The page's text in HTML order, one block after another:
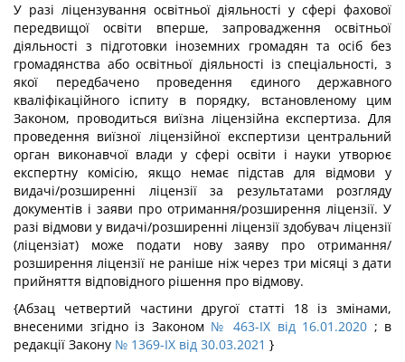
У разі ліцензування освітньої діяльності у сфері фахової
передвищої освіти вперше, запровадження освітньої
діяльності з підготовки іноземних громадян та осіб без
громадянства або освітньої діяльності із спеціальності, з
якої передбачено проведення єдиного державного
кваліфікаційного іспиту в порядку, встановленому цим
Законом, проводиться виїзна ліцензійна експертиза. Для
проведення виїзної ліцензійної експертизи центральний
орган виконавчої влади у сфері освіти і науки утворює
експертну комісію, якщо немає підстав для відмови у
видачі/розширенні ліцензії за результатами розгляду
документів і заяви про отримання/розширення ліцензії. У
разі відмови у видачі/розширенні ліцензії здобувач ліцензії
(ліцензіат) може подати нову заяву про отримання/
розширення ліцензії не раніше ніж через три місяці з дати
прийняття відповідного рішення про відмову.
{Абзац четвертий частини другої статті 18 із змінами,
внесеними згідно із Законом № 463-IX від 16.01.2020 ; в
редакції Закону № 1369-IX від 30.03.2021 }